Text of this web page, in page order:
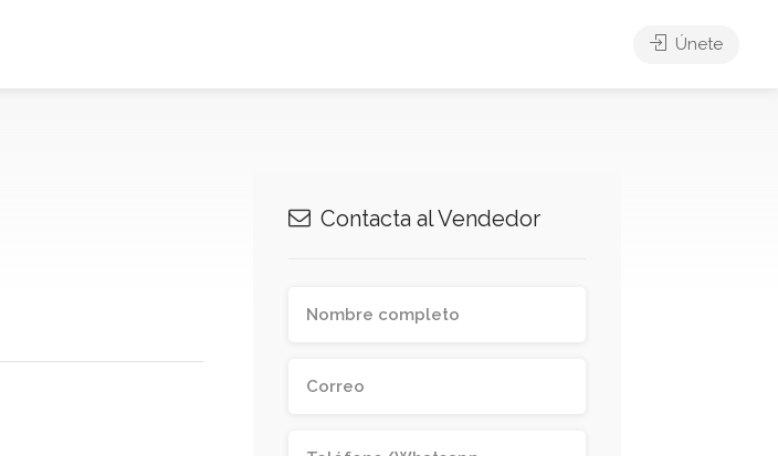
Únete
Contacta al Vendedor